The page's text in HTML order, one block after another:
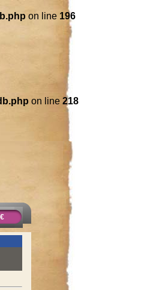
on line 196
on line 218